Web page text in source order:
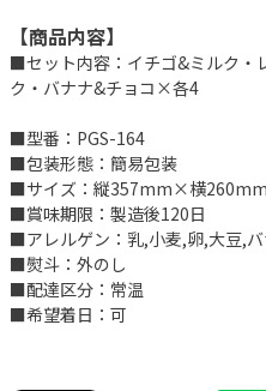
【商品内容】
■セット内容：イチゴ&ミルク・
ク・バナナ&チョコ×各4
■型番：PGS-164
■包装形態：簡易包装
■サイズ：縦357mm×横
■賞味期限：製造後120日
■アレルゲン：乳,小麦,卵,大豆,
■熨斗：外のし
■配達区分：常温
■希望着日：可